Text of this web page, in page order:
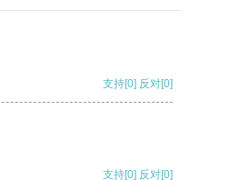
支持[0] 反对[0]
支持[0] 反对[0]